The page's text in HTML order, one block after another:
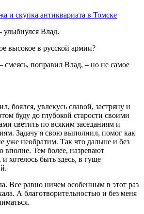
и скупка антиквариата в Томске
улыбнулся Влад.
высокое в русской армии?
поправил Влад, – но не самое
боялся, увлекусь славой, застряну и
буду до глубокой старости своими
светить по всяким заседаниям и
Задачу я свою выполнил, помог как
уже необратим. Так что дальше и без
вполне. Тем более, назревают
хотелось быть здесь, в гуще
Все равно ничем особенным в этот раз
А благотворительностью и без меня